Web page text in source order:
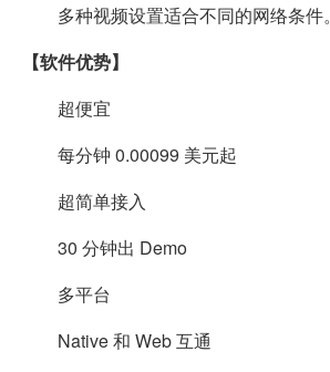
多种视频设置适合不同的网络条件。
【软件优势】
超便宜
每分钟 0.00099 美元起
超简单接入
30 分钟出 Demo
多平台
Native 和 Web 互通